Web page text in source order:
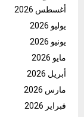
أغسطس 2026
يوليو 2026
يونيو 2026
مايو 2026
أبريل 2026
مارس 2026
فبراير 2026